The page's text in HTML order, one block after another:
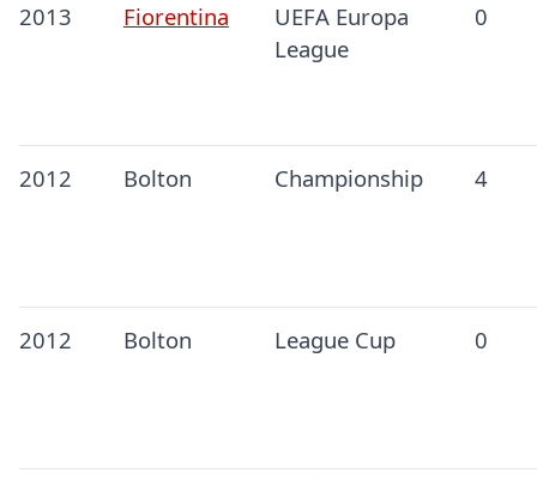
2013 Fiorentina
UEFA Europa
League
0
2012 Bolton Championship 4
2012 Bolton League Cup 0